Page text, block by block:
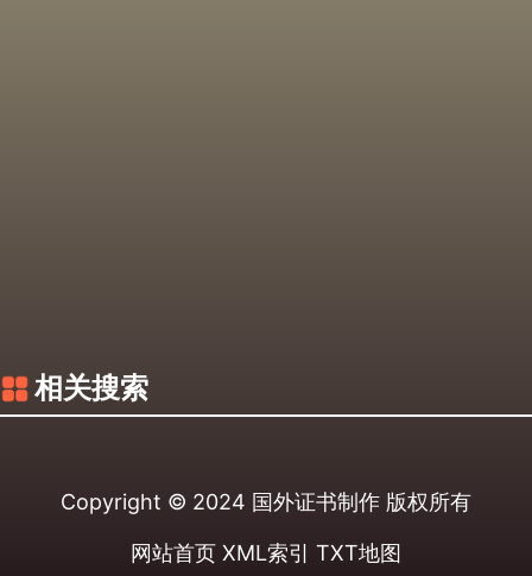
相关搜索
Copyright © 2024 国外证书制作 版权所有
网站首页 XML索引 TXT地图